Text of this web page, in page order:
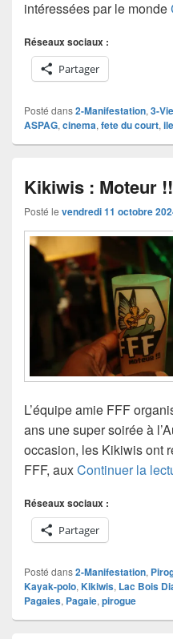
intéressées par le monde
Réseaux sociaux :
Partager
Posté dans2-Manifestation, 3-
ASPAG, cinema, fete du court, ile
Kikiwis : Moteur
Posté le vendredi 11 octobre
L’équipe amie FFF
ans une super soirée à
occasion, les Kikiwis ont
FFF, auxContinuer la
Réseaux sociaux :
Partager
Posté dans2-Manifestation,
Kayak-polo, Kikiwis, Lac Bois
Pagaies, Pagaie, pirogue